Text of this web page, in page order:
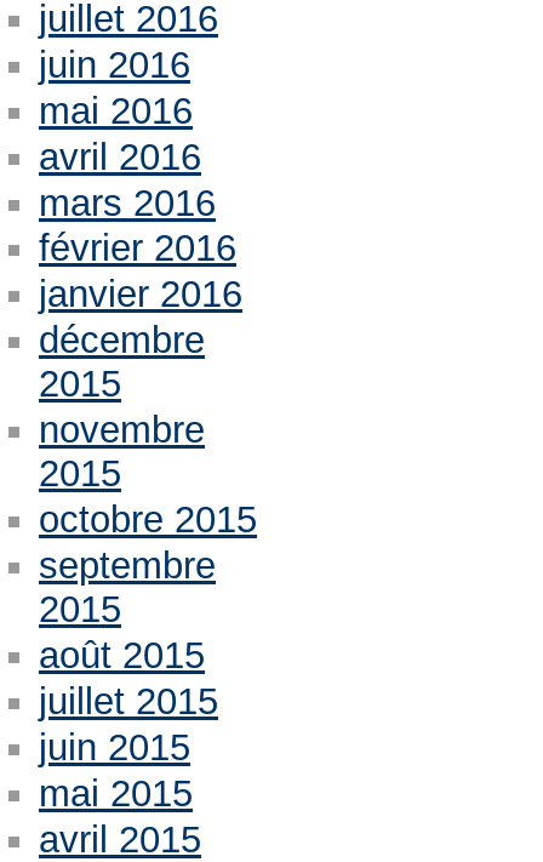
juillet 2016
juin 2016
mai 2016
avril 2016
mars 2016
février 2016
janvier 2016
décembre
2015
novembre
2015
octobre 2015
septembre
2015
août 2015
juillet 2015
juin 2015
mai 2015
avril 2015